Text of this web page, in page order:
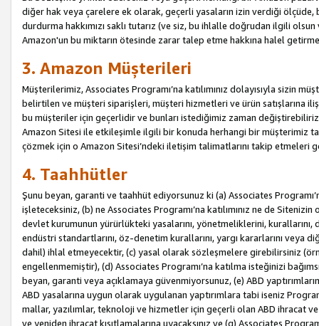
diğer hak veya çarelere ek olarak, geçerli yasaların izin verdiği
durdurma hakkımızı saklı tutarız (ve siz, bu ihlalle doğrudan ilgili
Amazon'un bu miktarın ötesinde zarar talep etme hakkına halel
3. Amazon Müşterileri
Müşterilerimiz, Associates Programı’na katılımınız dolayısıyla sizin
belirtilen ve müşteri siparişleri, müşteri hizmetleri ve ürün satışlarına
bu müşteriler için geçerlidir ve bunları istediğimiz zaman
Amazon Sitesi ile etkileşimle ilgili bir konuda herhangi bir müşterimiz
çözmek için o Amazon Sitesi’ndeki iletişim talimatlarını takip etmeleri
4. Taahhütler
Şunu beyan, garanti ve taahhüt ediyorsunuz ki (a) Associates
işleteceksiniz, (b) ne Associates Programı’na katılımınız ne de
devlet kurumunun yürürlükteki yasalarını, yönetmeliklerini,
endüstri standartlarını, öz-denetim kurallarını, yargı kararlarını
dahil) ihlal etmeyecektir, (c) yasal olarak sözleşmelere girebilirsiniz
engellenmemiştir), (d) Associates Programı’na katılma isteğinizi
beyan, garanti veya açıklamaya güvenmiyorsunuz, (e) ABD
ABD yasalarına uygun olarak uygulanan yaptırımlara tabi iseniz
mallar, yazılımlar, teknoloji ve hizmetler için geçerli olan ABD ihracat
ve yeniden ihracat kısıtlamalarına uyacaksınız ve (g) Associates